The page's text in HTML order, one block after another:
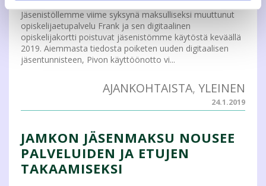
Jäsenistöllemme viime syksynä maksulliseksi muuttunut
opiskelijaetupalvelu Frank ja sen digitaalinen
opiskelijakortti poistuvat jäsenistömme käytöstä keväällä
2019. Aiemmasta tiedosta poiketen uuden digitaalisen
jäsentunnisteen, Pivon käyttöönotto vi...
AJANKOHTAISTA, YLEINEN
24.1.2019
JAMKON JÄSENMAKSU NOUSEE
PALVELUIDEN JA ETUJEN
TAKAAMISEKSI